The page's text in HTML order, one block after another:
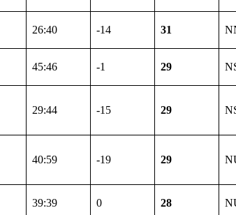
26:40 -14 31
45:46 -1 29
29:44 -15 29
40:59 -19 29
39:39 0 28